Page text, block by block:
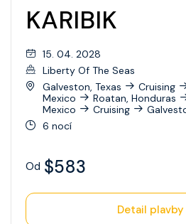
KARIBIK
15. 04. 2028
Liberty Of The Seas
Galveston, Texas
Cruising
Mexico
Roatan, Honduras
Mexico
Cruising
6 nocí
Od $583
Detail plavby